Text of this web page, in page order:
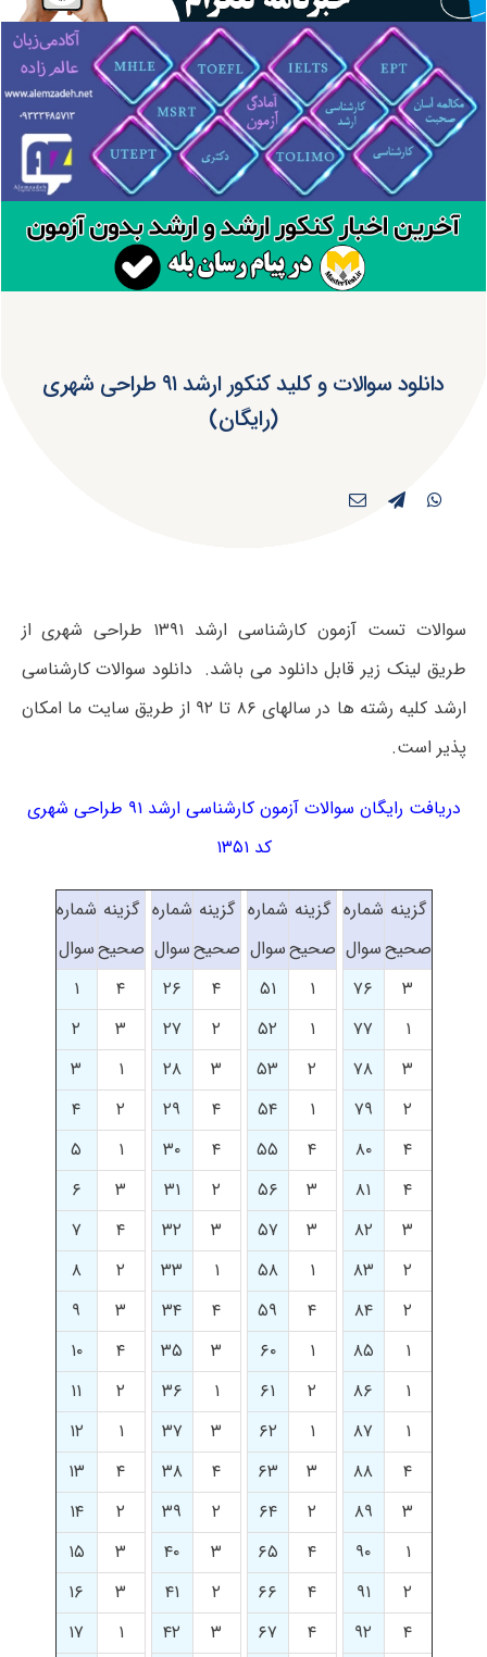
دانلود سوالات و کلید کنکور ارشد ۹۱ طراحی شهری
(رایگان)
سوالات تست آزمون کارشناسی ارشد ۱۳۹۱ طراحی شهری از
طریق لینک زیر قابل دانلود می باشد. دانلود سوالات کارشناسی
ارشد کلیه رشته ها در سالهای ۸۶ تا ۹۲ از طریق سایت ما امکان
پذیر است.
دریافت رایگان سوالات آزمون کارشناسی ارشد ۹۱ طراحی شهری
کد ۱۳۵۱
گزینه
صحیح
شماره
سوال
گزینه
صحیح
شماره
سوال
گزینه
صحیح
شماره
سوال
گزینه
صحیح
شماره
سوال
۳
۷۶ ۱ ۵۱ ۴ ۲۶ ۴
۱
۱
۷۷ ۱ ۵۲ ۲ ۲۷ ۳
۲
۳
۷۸ ۲ ۵۳ ۳ ۲۸ ۱
۳
۲
۷۹ ۱ ۵۴ ۴ ۲۹ ۲
۴
۴
۸۰ ۴ ۵۵ ۴ ۳۰ ۱
۵
۴
۸۱ ۳ ۵۶ ۲ ۳۱ ۳
۶
۳
۸۲ ۳ ۵۷ ۳ ۳۲ ۴
۷
۲
۸۳ ۱ ۵۸ ۱ ۳۳ ۲
۸
۲
۸۴ ۴ ۵۹ ۴ ۳۴ ۳
۹
۱
۸۵ ۱ ۶۰ ۳ ۳۵ ۴
۱۰
۱
۸۶ ۲ ۶۱ ۱ ۳۶ ۲
۱۱
۱
۸۷ ۱ ۶۲ ۳ ۳۷ ۱
۱۲
۴
۸۸ ۳ ۶۳ ۴ ۳۸ ۴
۱۳
۳
۸۹ ۲ ۶۴ ۲ ۳۹ ۲
۱۴
۱
۹۰ ۴ ۶۵ ۳ ۴۰ ۳
۱۵
۲
۹۱ ۴ ۶۶ ۲ ۴۱ ۳
۱۶
۴
۹۲ ۴ ۶۷ ۳ ۴۲ ۱
۱۷